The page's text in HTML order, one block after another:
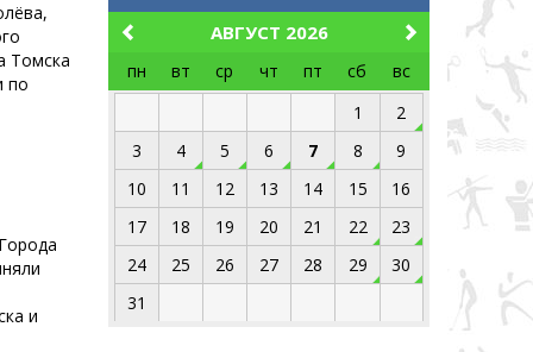
Томска
по
и
пн вт ср чт пт сб
вс
1
2
3
4 5 6 7 8
9
10
11 12 13 14 15
16
17
18 19 20 21 22
23
24
25 26 27 28 29
30
31
АВГУСТ 2026